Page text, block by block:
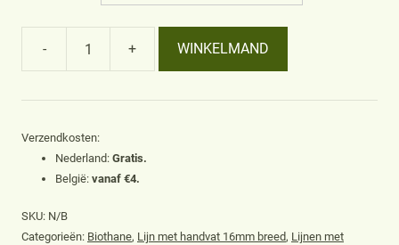
-
grote
+ WINKELMAND
Verzendkosten:
Nederland:Gratis.
België:vanaf €4.
SKU: N/B
Categorieën: Biothane, Lijn met handvat 16mm breed, Lijnen met